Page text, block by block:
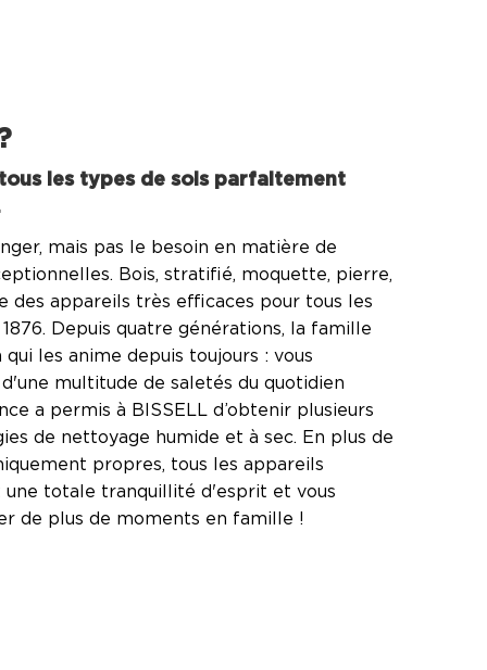
les types de sols parfaitement
mais pas le besoin en matière de
Bois, stratifié, moquette, pierre,
des appareils très efficaces pour tous les
Depuis quatre générations, la famille
les anime depuis toujours : vous
multitude de saletés du quotidien
a permis à BISSELL d’obtenir plusieurs
de nettoyage humide et à sec. En plus de
propres, tous les appareils
une totale tranquillité d'esprit et vous
de plus de moments en famille !